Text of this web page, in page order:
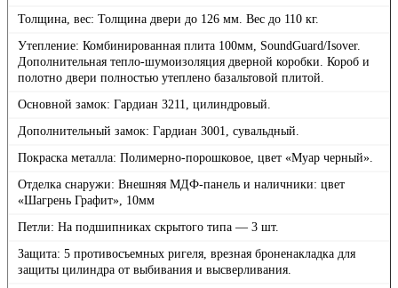
Толщина, вес: Толщина двери до 126 мм. Вес до 110 кг.
Утепление: Комбинированная плита 100мм, SoundGuard/Isover.
Дополнительная тепло-шумоизоляция дверной коробки. Короб и
полотно двери полностью утеплено базальтовой плитой.
Основной замок: Гардиан 3211, цилиндровый.
Дополнительный замок: Гардиан 3001, сувальдный.
Покраска металла: Полимерно-порошковое, цвет «Муар черный».
Отделка снаружи: Внешняя МДФ-панель и наличники: цвет
«Шагрень Графит», 10мм
Петли: На подшипниках скрытого типа — 3 шт.
Защита: 5 противосъемных ригеля, врезная броненакладка для
защиты цилиндра от выбивания и высверливания.